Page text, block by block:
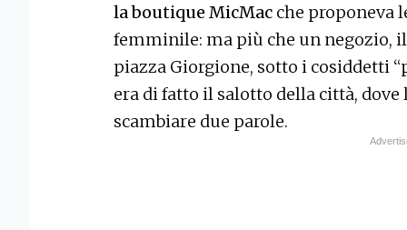
la boutique MicMac che proponeva
femminile: ma più che un negozio,
piazza Giorgione, sotto i cosiddetti
era di fatto il salotto della città,
scambiare due parole.